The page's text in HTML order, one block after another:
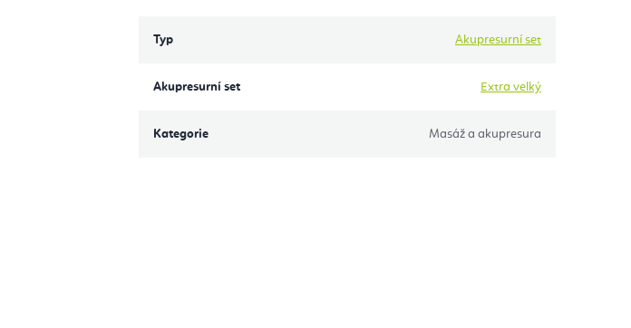
Typ Akupresurní set
Akupresurní set Extra velký
Kategorie Masáž a akupresura